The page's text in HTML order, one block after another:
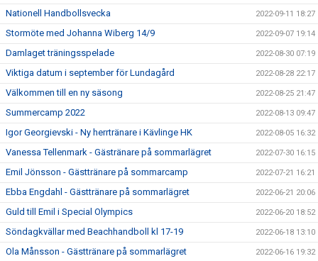
Nationell Handbollsvecka 2022-09-11 18:27
Stormöte med Johanna Wiberg 14/9 2022-09-07 19:14
Damlaget träningsspelade 2022-08-30 07:19
Viktiga datum i september för Lundagård 2022-08-28 22:17
Välkommen till en ny säsong 2022-08-25 21:47
Summercamp 2022 2022-08-13 09:47
Igor Georgievski - Ny herrtränare i Kävlinge HK 2022-08-05 16:32
Vanessa Tellenmark - Gästränare på sommarlägret 2022-07-30 16:15
Emil Jönsson - Gästtränare på sommarcamp 2022-07-21 16:21
Ebba Engdahl - Gästtränare på sommarlägret 2022-06-21 20:06
Guld till Emil i Special Olympics 2022-06-20 18:52
Söndagkvällar med Beachhandboll kl 17-19 2022-06-18 13:10
Ola Månsson - Gästtränare på sommarlägret 2022-06-16 19:32